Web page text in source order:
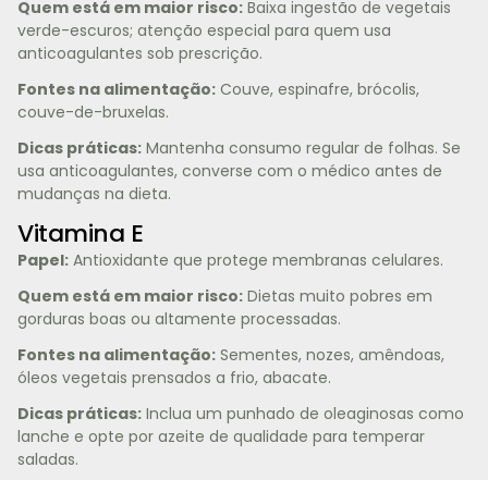
Quem está em maior risco: Baixa ingestão de vegetais
verde-escuros; atenção especial para quem usa
anticoagulantes sob prescrição.
Fontes na alimentação: Couve, espinafre, brócolis,
couve-de-bruxelas.
Dicas práticas: Mantenha consumo regular de folhas. Se
usa anticoagulantes, converse com o médico antes de
mudanças na dieta.
Vitamina E
Papel: Antioxidante que protege membranas celulares.
Quem está em maior risco: Dietas muito pobres em
gorduras boas ou altamente processadas.
Fontes na alimentação: Sementes, nozes, amêndoas,
óleos vegetais prensados a frio, abacate.
Dicas práticas: Inclua um punhado de oleaginosas como
lanche e opte por azeite de qualidade para temperar
saladas.